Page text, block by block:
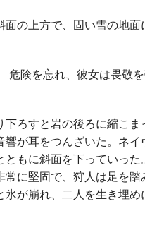
の上方で、固い雪の地面
危険を忘れ、彼女は畏敬
ろすと岩の後ろに縮こま
が耳をつんざいた。ネイ
もに斜面を下っていっ
に堅固で、狩人は足を踏
が崩れ、二人を生き埋め